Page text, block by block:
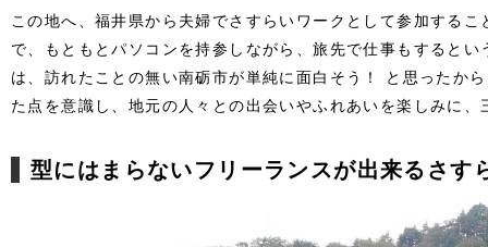
この地へ、福井県から夫婦でさすらいワークとして参加する
で、もともとパソコンを持参しながら、旅先で仕事もすると
は、訪れたことの無い南砺市が単純に面白そう！ と思ったか
た点を意識し、地元の人々との出会いやふれあいを楽しみに
型にはまらないフリーランスが出来るさす